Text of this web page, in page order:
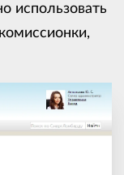
использовать